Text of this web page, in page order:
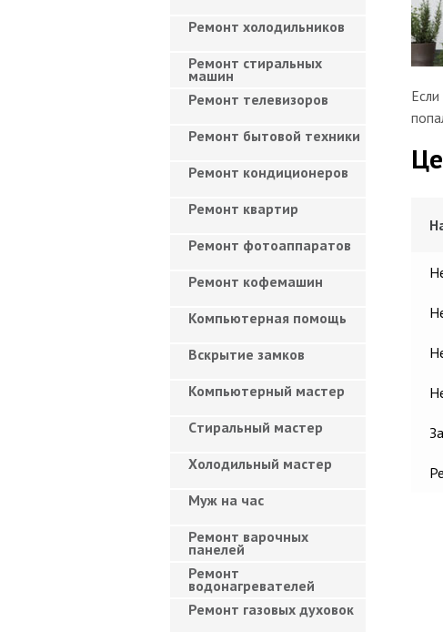
Ремонт холодильников
Ремонт стиральных
машин
Ремонт телевизоров
Ремонт бытовой техники
Ремонт кондиционеров
Ремонт квартир
Ремонт фотоаппаратов
Ремонт кофемашин
Компьютерная помощь
Вскрытие замков
Компьютерный мастер
Cтиральный мастер
Холодильный мастер
Муж на час
Ремонт варочных
панелей
Ремонт
водонагревателей
Ремонт газовых духовок